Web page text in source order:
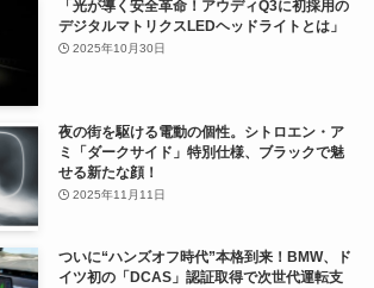
「光が導く安全革命！アウディQ3に初採用の
デジタルマトリクスLEDヘッドライトとは」
2025年10月30日
夜の街を駆ける電動の個性。シトロエン・ア
ミ「ダークサイド」特別仕様、ブラックで魅
せる新たな顔！
2025年11月11日
ついに“ハンズオフ時代”本格到来！BMW、ド
イツ初の「DCAS」認証取得で次世代運転支